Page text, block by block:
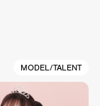
MODEL/TALENT